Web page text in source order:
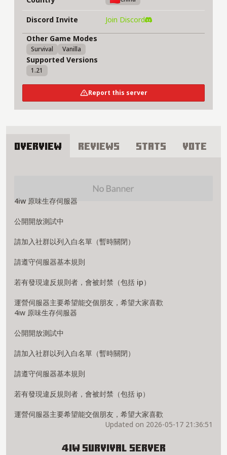
Discord Invite
Join Discord
Other Game Modes
Survival Vanilla
Supported Versions
1.21
Report this server
Overview Reviews Stats Vote
4iw 原味生存伺服器
公開開放測試中
請加入社群以列入白名單（暫時關閉）
請遵守伺服器基本規則
若有發現違反規則者，會被封禁（包括 ip）
運營伺服器主要希望能交個朋友，希望大家喜歡
4iw 原味生存伺服器
公開開放測試中
請加入社群以列入白名單（暫時關閉）
請遵守伺服器基本規則
若有發現違反規則者，會被封禁（包括 ip）
運營伺服器主要希望能交個朋友，希望大家喜歡
Updated on 2026-05-17 21:36:51
4iw survival Server